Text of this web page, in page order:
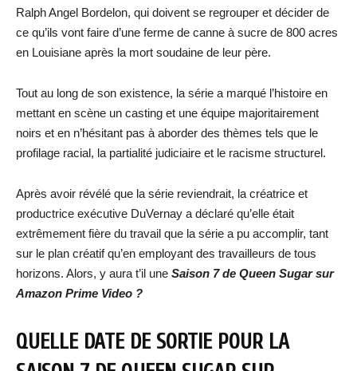
Ralph Angel Bordelon, qui doivent se regrouper et décider de
ce qu’ils vont faire d’une ferme de canne à sucre de 800 acres
en Louisiane après la mort soudaine de leur père.
Tout au long de son existence, la série a marqué l’histoire en
mettant en scène un casting et une équipe majoritairement
noirs et en n’hésitant pas à aborder des thèmes tels que le
profilage racial, la partialité judiciaire et le racisme structurel.
Après avoir révélé que la série reviendrait, la créatrice et
productrice exécutive DuVernay a déclaré qu’elle était
extrêmement fière du travail que la série a pu accomplir, tant
sur le plan créatif qu’en employant des travailleurs de tous
horizons. Alors, y aura t’il une Saison 7 de Queen Sugar sur
Amazon Prime Video ?
QUELLE DATE DE SORTIE POUR LA